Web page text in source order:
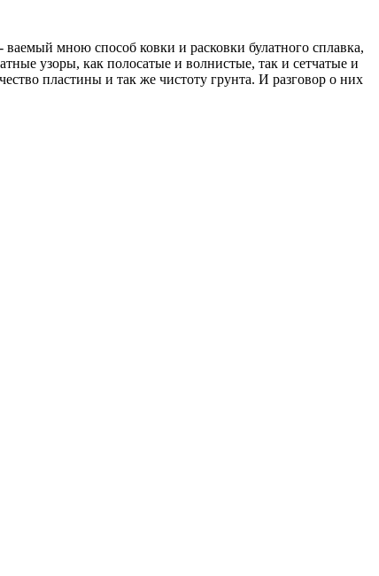
мною способ ковки и расковки булатного сплавка,
узоры, как полосатые и волнистые, так и сетчатые и
пластины и так же чистоту грунта. И разговор о них